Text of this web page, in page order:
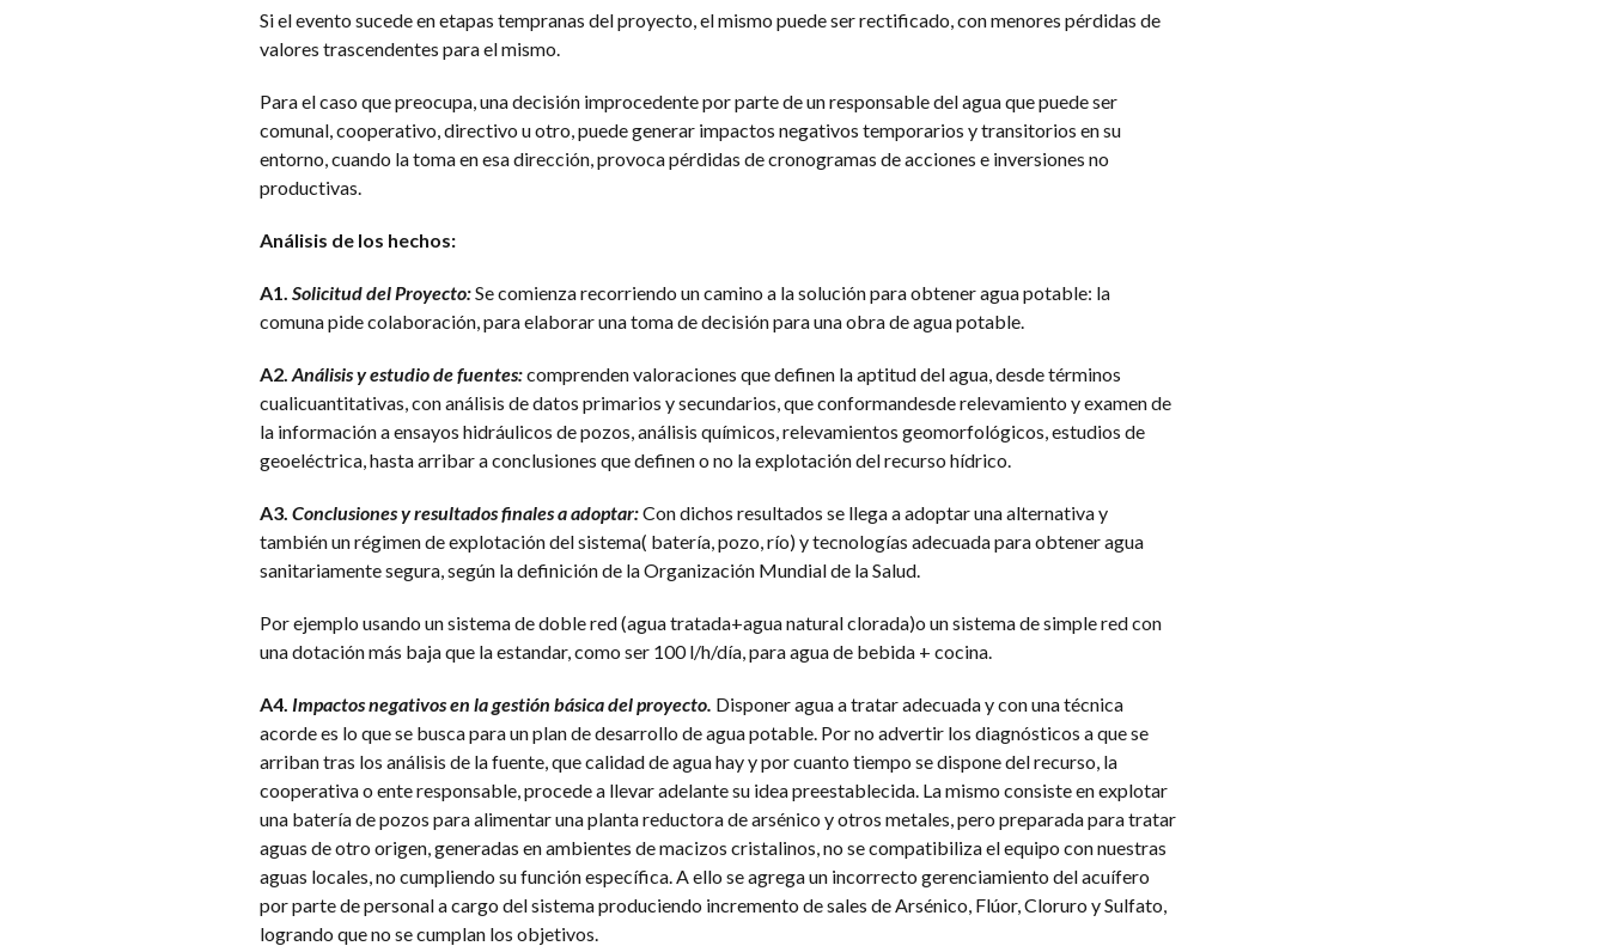
Si el evento sucede en etapas tempranas del proyecto, el mismo puede ser rectificado, con menores pérdidas de
valores trascendentes para el mismo.
Para el caso que preocupa, una decisión improcedente por parte de un responsable del agua que puede ser
comunal, cooperativo, directivo u otro, puede generar impactos negativos temporarios y transitorios en su
entorno, cuando la toma en esa dirección, provoca pérdidas de cronogramas de acciones e inversiones no
productivas.
Análisis de los hechos:
A1. Solicitud del Proyecto:Se comienza recorriendo un camino a la solución para obtener agua potable: la
comuna pide colaboración, para elaborar una toma de decisión para una obra de agua potable.
A2. Análisis y estudio de fuentes:comprenden valoraciones que definen la aptitud del agua, desde términos
cualicuantitativas, con análisis de datos primarios y secundarios, que conformandesde relevamiento y examen de
la información a ensayos hidráulicos de pozos, análisis químicos, relevamientos geomorfológicos, estudios de
geoeléctrica, hasta arribar a conclusiones que definen o no la explotación del recurso hídrico.
A3. Conclusiones y resultados finales a adoptar:Con dichos resultados se llega a adoptar una alternativa y
también un régimen de explotación del sistema( batería, pozo, río) y tecnologías adecuada para obtener agua
sanitariamente segura, según la definición de la Organización Mundial de la Salud.
Por ejemplo usando un sistema de doble red (agua tratada+agua natural clorada)o un sistema de simple red con
una dotación más baja que la estandar, como ser 100 l/h/día, para agua de bebida + cocina.
A4. Impactos negativos en la gestión básica del proyecto. Disponer agua a tratar adecuada y con una técnica
acorde es lo que se busca para un plan de desarrollo de agua potable. Por no advertir los diagnósticos a que se
arriban tras los análisis de la fuente, que calidad de agua hay y por cuanto tiempo se dispone del recurso, la
cooperativa o ente responsable, procede a llevar adelante su idea preestablecida. La mismo consiste en explotar
una batería de pozos para alimentar una planta reductora de arsénico y otros metales, pero preparada para tratar
aguas de otro origen, generadas en ambientes de macizos cristalinos, no se compatibiliza el equipo con nuestras
aguas locales, no cumpliendo su función específica. A ello se agrega un incorrecto gerenciamiento del acuífero
por parte de personal a cargo del sistema produciendo incremento de sales de Arsénico, Flúor, Cloruro y Sulfato,
logrando que no se cumplan los objetivos.